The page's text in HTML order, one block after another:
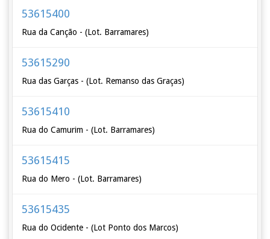
53615400
Rua da Canção - (Lot. Barramares)
53615290
Rua das Garças - (Lot. Remanso das Graças)
53615410
Rua do Camurim - (Lot. Barramares)
53615415
Rua do Mero - (Lot. Barramares)
53615435
Rua do Ocidente - (Lot Ponto dos Marcos)